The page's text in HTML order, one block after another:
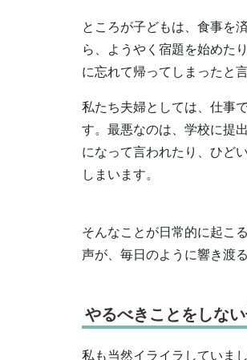
ところが子どもは、食事を
ら、ようやく宿題を始めた
に忘れて帰ってしまったと
私たち夫婦としては、仕事
す。最悪なのは、学校に提
になって言われたり、ひど
しまいます。
そんなことが日常的に起こ
声が、毎日のように響き渡
やるべきことをしな
私も当然イライラしていま